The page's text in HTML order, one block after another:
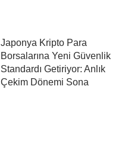
Japonya Kripto Para
Borsalarına Yeni Güvenlik
Standardı Getiriyor: Anlık
Çekim Dönemi Sona